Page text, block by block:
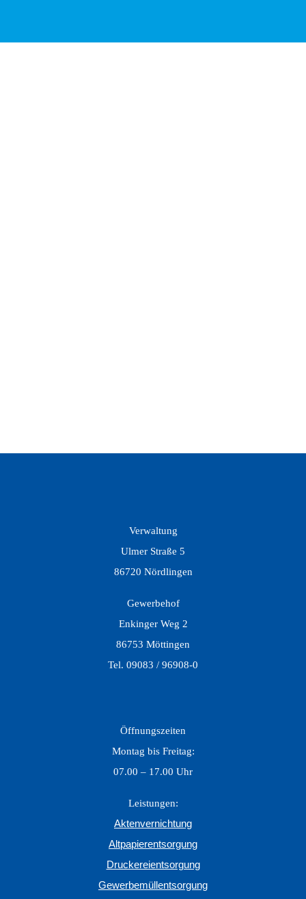
Verwaltung
Ulmer Straße 5
86720 Nördlingen
Gewerbehof
Enkinger Weg 2
86753 Möttingen
Tel. 09083 / 96908-0
Öffnungszeiten
Montag bis Freitag:
07.00 – 17.00 Uhr
Leistungen:
Aktenvernichtung
Altpapierentsorgung
Druckereientsorgung
Gewerbemüllentsorgung